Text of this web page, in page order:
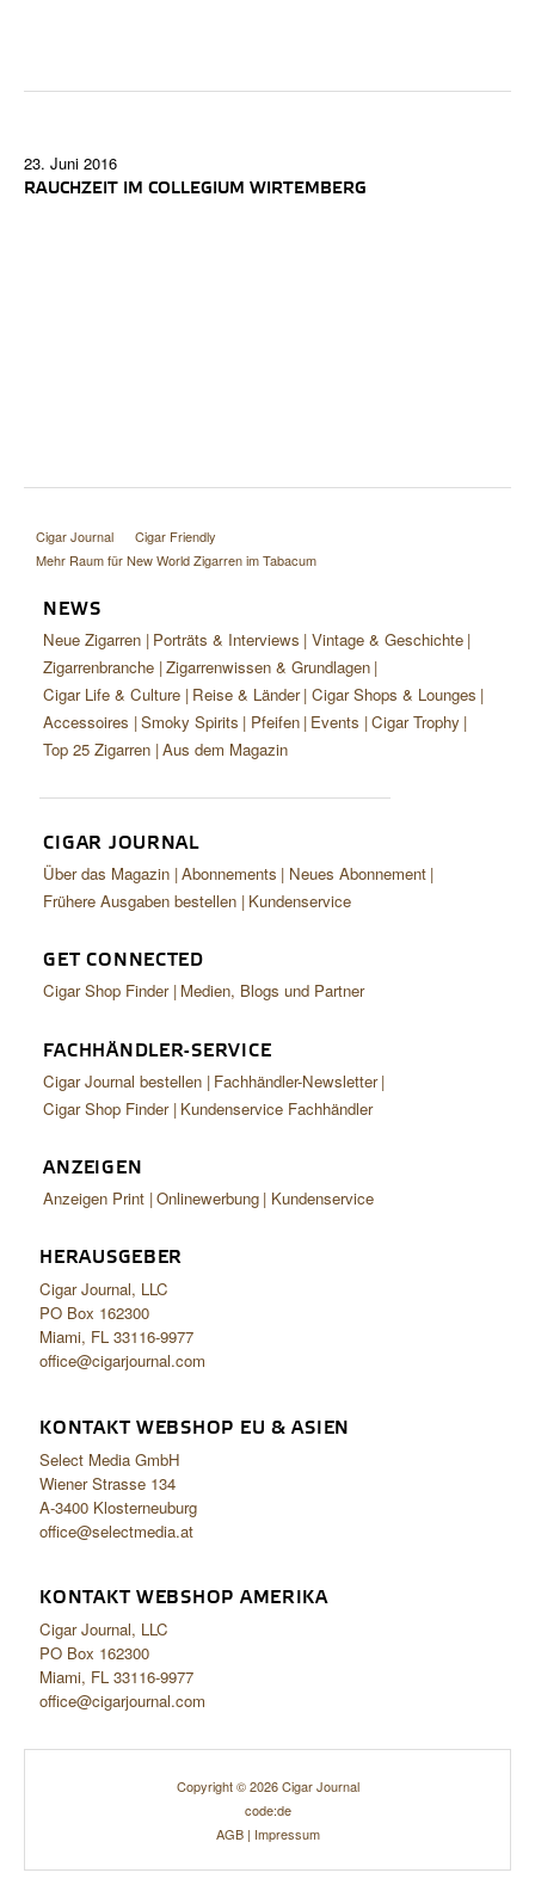
23. Juni 2016
RAUCHZEIT IM COLLEGIUM WIRTEMBERG
Cigar Journal
Cigar Friendly
Mehr Raum für New World Zigarren im Tabacum
NEWS
Neue Zigarren Porträts & Interviews Vintage & Geschichte
Zigarrenbranche Zigarrenwissen & Grundlagen
Cigar Life & Culture Reise & Länder Cigar Shops & Lounges
Accessoires Smoky Spirits Pfeifen Events Cigar Trophy
Top 25 Zigarren Aus dem Magazin
CIGAR JOURNAL
Über das Magazin Abonnements
Neues Abonnement
Frühere Ausgaben bestellen Kundenservice
GET CONNECTED
Cigar Shop Finder Medien, Blogs und Partner
FACHHÄNDLER-SERVICE
Cigar Journal bestellen Fachhändler-Newsletter
Cigar Shop Finder Kundenservice Fachhändler
ANZEIGEN
Anzeigen Print Onlinewerbung Kundenservice
HERAUSGEBER
Cigar Journal, LLC
PO Box 162300
Miami, FL 33116-9977
office@cigarjournal.com
KONTAKT WEBSHOP EU & ASIEN
Select Media GmbH
Wiener Strasse 134
A-3400 Klosterneuburg
office@selectmedia.at
KONTAKT WEBSHOP AMERIKA
Cigar Journal, LLC
PO Box 162300
Miami, FL 33116-9977
office@cigarjournal.com
Copyright © 2026 Cigar Journal
code:de
AGB| Impressum